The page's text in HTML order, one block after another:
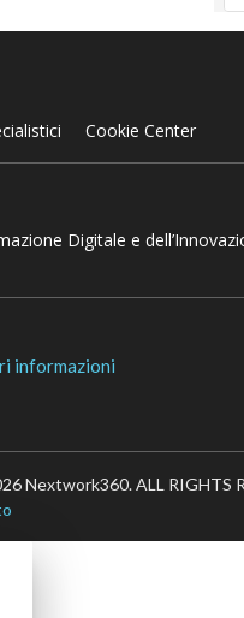
Cookie Center
Digitale e
informazioni
Nextwork360. ALL RIGHTS